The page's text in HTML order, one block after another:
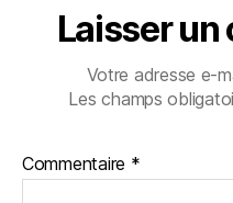
Laisser
Votre adresse e-
Les champs
Commentaire *